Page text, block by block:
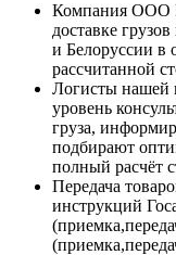
Компания ООО
доставке
и Белоруссии в
рассчитанной
Логисты нашей
уровень
груза,
подбирают
полный расчёт
Передача
инструкций